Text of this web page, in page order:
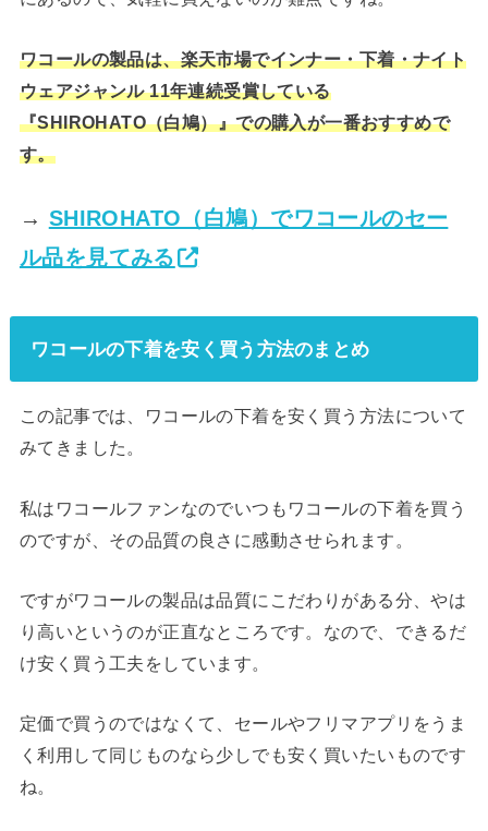
ワコールの製品は、楽天市場でインナー・下着・ナイト
ウェアジャンル 11年連続受賞している
『SHIROHATO（白鳩）』での購入が一番おすすめで
す。
→ SHIROHATO（白鳩）でワコールのセー
ル品を見てみる
ワコールの下着を安く買う方法のまとめ
この記事では、ワコールの下着を安く買う方法について
みてきました。
私はワコールファンなのでいつもワコールの下着を買う
のですが、その品質の良さに感動させられます。
ですがワコールの製品は品質にこだわりがある分、やは
り高いというのが正直なところです。なので、できるだ
け安く買う工夫をしています。
定価で買うのではなくて、セールやフリマアプリをうま
く利用して同じものなら少しでも安く買いたいものです
ね。